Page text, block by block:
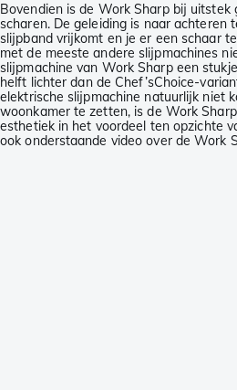
Bovendien is de Work Sharp bij
scharen. De geleiding is naar achteren
slijpband vrijkomt en je er een schaar
met de meeste andere slijpmachines
slijpmachine van Work Sharp een
helft lichter dan de Chef’sChoice-
elektrische slijpmachine natuurlijk niet
woonkamer te zetten, is de Work
esthetiek in het voordeel ten opzichte
ook onderstaande video over de Work